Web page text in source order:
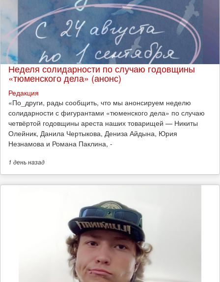
Неделя солидарности по случаю годовщины
«тюменского дела» (анонс)
Редакция
​«По_други, рады сообщить, что мы анонсируем неделю
солидарности с фигурантами «тюменского дела» по случаю
четвёртой годовщины ареста наших товарищей — Никиты
Олейник, Данила Чертыкова, Дениза Айдына, Юрия
Незнамова и Романа Паклина, -
1 деньназад